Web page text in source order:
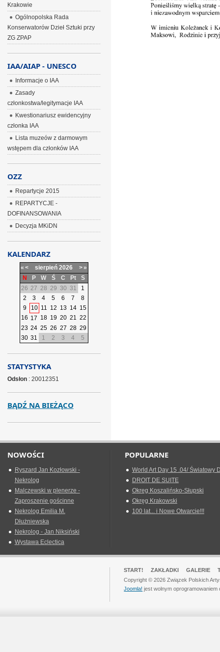
Krakowie
Ogólnopolska Rada
Konserwatorów Dzieł Sztuki przy
ZG ZPAP
IAA/AIAP - UNESCO
Informacje o IAA
Zasady
członkostwa/legitymacje IAA
Kwestionariusz ewidencyjny
członka IAA
Lista muzeów z darmowym
wstępem dla członków IAA
OZZ
Repartycje 2015
REPARTYCJE -
DOFINANSOWANIA
Decyzja MKiDN
KALENDARZ
« < sierpień 2026 >»
N
P W Ś C Pt
S
26 27 28 29 30 31
1
2
3 4 5 6 7
8
9
10 11 12 13 14 15
16 17 18 19 20 21 22
23 24 25 26 27 28 29
30 31 1 2 3 4 5
STATYSTYKA
Odsłon: 20012351
BĄDŹ NA BIEŻĄCO
NOWOŚCI
Ryszard Jan Kozłowski -
Nekrolog
Malczewski w plenerze -
Zaproszenie gościnne
Nekrolog Emilia M.
Dłużniewska
Nekrolog - Jan Niksiński
Wystawa Eclectica
POPULARNE
World Art Day 15 .04/ Światowy
DROIT DE SUITE
Okreg Koszalińsko-Słupski
Okręg Krakowski
100 lat... i Nowe Otwarcie!!!
START! ZAKŁADKI GALERIE
Copyright © 2026 Związek Polskich
Joomla! jest wolnym